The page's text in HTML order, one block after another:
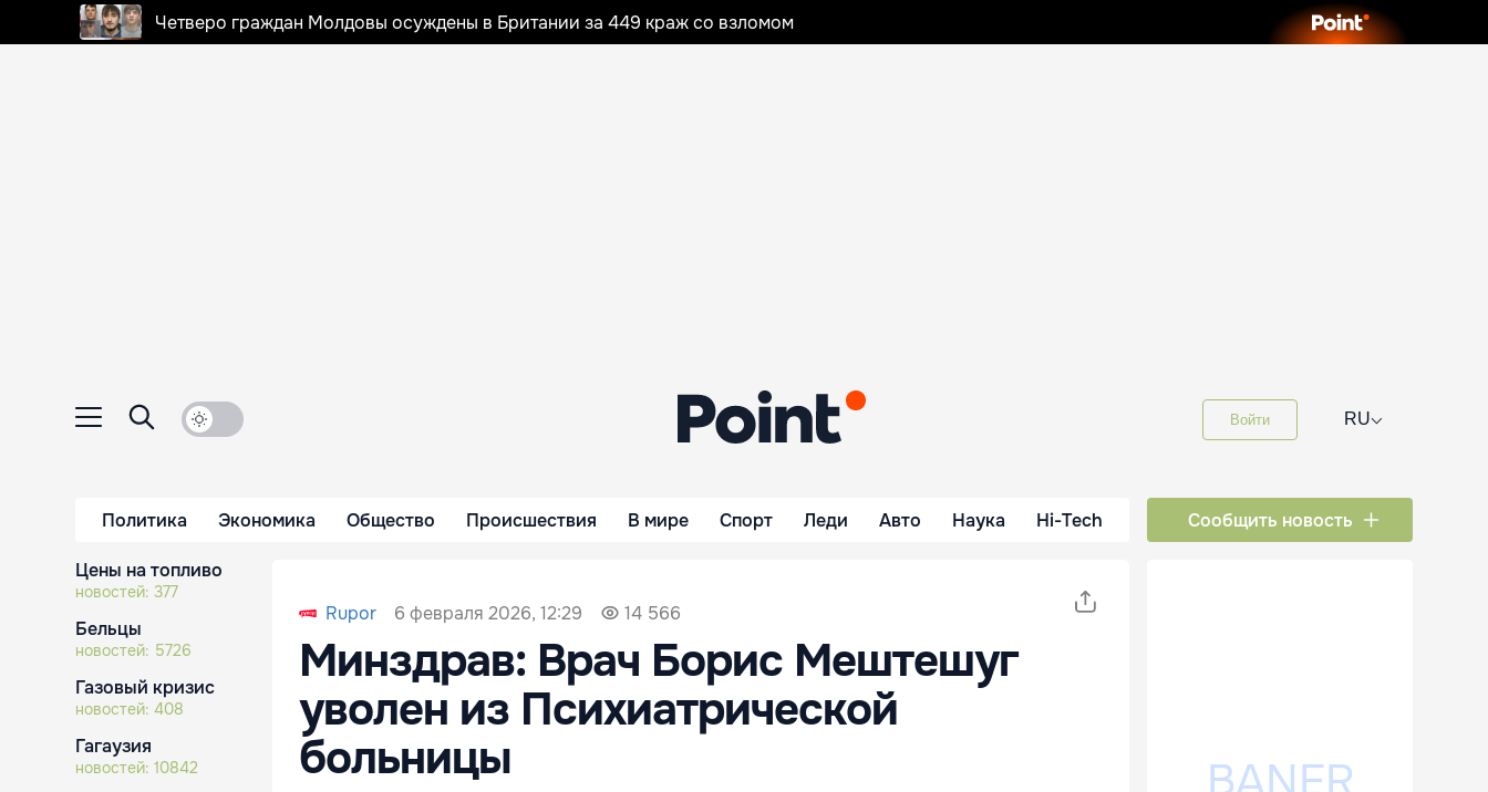
Четверо граждан Молдовы осуждены в Британии за 449 краж со взломом
Войти RU⌵
Политика Экономика Общество Происшествия В мире Спорт Леди Авто Наука Hi-Tech Сообщить новость
Цены на топливо
новостей: 377
Бельцы
новостей: 5726
Газовый кризис
новостей: 408
Гагаузия
новостей: 10842
Rupor 6 февраля 2026, 12:29 14 566
Минздрав: Врач Борис Мештешуг
уволен из Психиатрической
больницы